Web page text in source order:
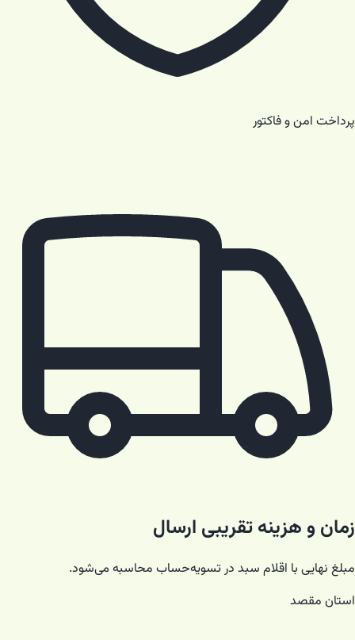
پرداخت امن و فاکتور
زمان و هزینه تقریبی ارسال
مبلغ نهایی با اقلام سبد در تسویه‌حساب محاسبه می‌شود.
استان مقصد